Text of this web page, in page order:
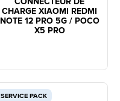
CHARGE XIAOMI REDMI
NOTE 12 PRO 5G / POCO
X5 PRO
SERVICE PACK